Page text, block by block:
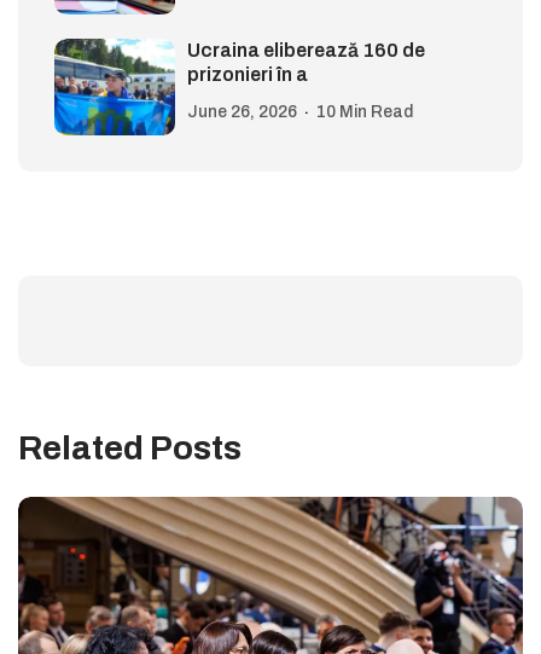
Ucraina eliberează 160 de
prizonieri în a
June 26, 2026 10 Min Read
Related Posts